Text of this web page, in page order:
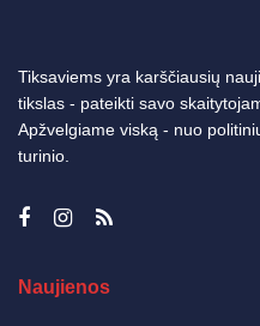
Tiksaviems yra karščiausių
tikslas - pateikti savo
Apžvelgiame viską - nuo
turinio.
Naujienos